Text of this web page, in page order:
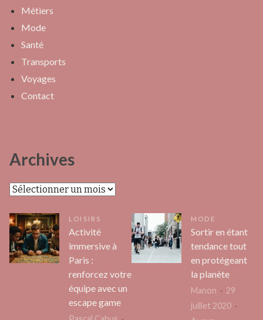
Métiers
Mode
Santé
Transports
Voyages
Contact
Archives
Archives
LOISIRS
Activité
immersive à
Paris :
renforcez votre
équipe avec un
escape game
MODE
Sortir en étant
tendance tout
en protégeant
la planète
Manon
29
juillet 2020